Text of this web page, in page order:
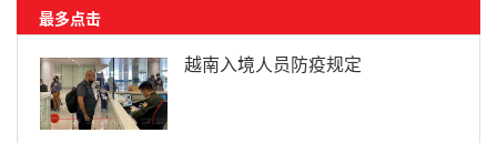
最多点击
越南入境人员防疫规定